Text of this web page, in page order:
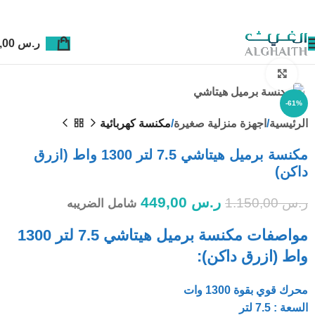
ر.س
-61%
الرئيسية اجهزة منزلية صغيرة مكنسة كهربائية
مكنسة برميل هيتاشي 7.5 لتر 1300 واط (ازرق
داكن)
ر.س1.150,00 ر.س شامل الضريبه
مواصفات مكنسة برميل هيتاشي 7.5 لتر 1300
واط (ازرق داكن):
محرك قوي بقوة 1300 وات
السعة : 7.5 لتر